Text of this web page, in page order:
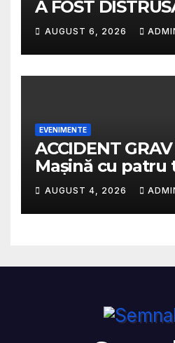
A FOST
PROPRIETARA A
ARSURI GRAVE
AUGUST 6, 2026
EVENIMENTE
ACCIDENT
Mașină cu patru
răsturnată pe un
Micești/ Doi sunt
gravă
AUGUST 4, 2026